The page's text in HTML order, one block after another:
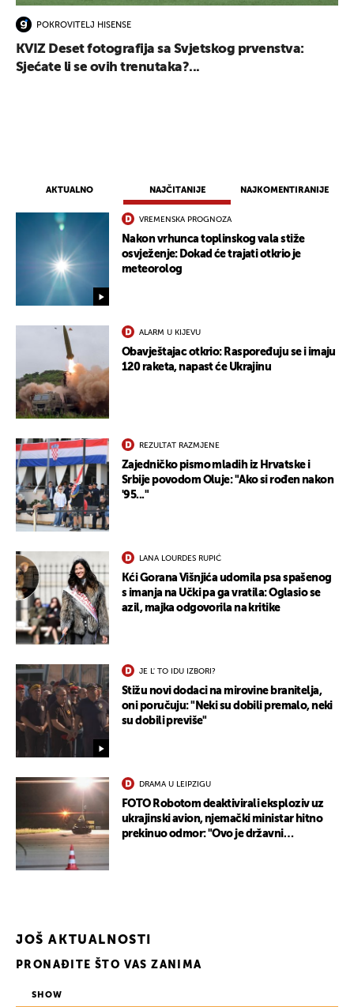
AKTUALNO NAJČITANIJE NAJKOMENTIRANIJE
VREMENSKA PROGNOZA
Nakon vrhunca toplinskog vala stiže
osvježenje: Dokad će trajati otkrio je
meteorolog
ALARM U KIJEVU
Obavještajac otkrio: Raspoređuju se i imaju
120 raketa, napast će Ukrajinu
REZULTAT RAZMJENE
Zajedničko pismo mladih iz Hrvatske i
Srbije povodom Oluje: "Ako si rođen nakon
'95..."
LANA LOURDES RUPIĆ
Kći Gorana Višnjića udomila psa spašenog
s imanja na Učki pa ga vratila: Oglasio se
azil, majka odgovorila na kritike
JE L' TO IDU IZBORI?
Stižu novi dodaci na mirovine branitelja,
oni poručuju: "Neki su dobili premalo, neki
su dobili previše"
DRAMA U LEIPZIGU
FOTO Robotom deaktivirali eksploziv uz
ukrajinski avion, njemački ministar hitno
prekinuo odmor: "Ovo je državni
JOŠ AKTUALNOSTI
POKROVITELJ HISENSE
KVIZ Deset fotografija sa Svjetskog prvenstva:
Sjećate li se ovih trenutaka?...
PRONAĐITE ŠTO VAS ZANIMA
SHOW